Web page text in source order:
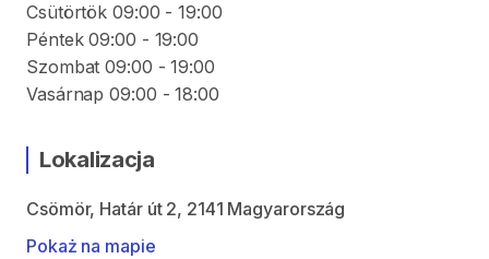
Csütörtök 09:00 - 19:00
Péntek 09:00 - 19:00
Szombat 09:00 - 19:00
Vasárnap 09:00 - 18:00
Lokalizacja
Csömör, Határ út 2, 2141 Magyarország
Pokaż na mapie